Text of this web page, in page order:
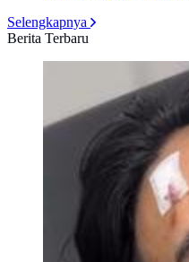
Selengkapnya
Berita Terbaru